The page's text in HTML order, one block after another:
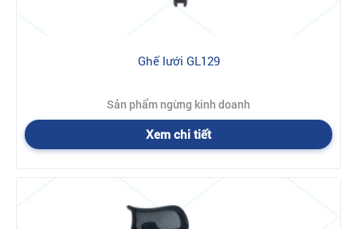
Ghế lưới GL129
Sản phẩm ngừng kinh doanh
Xem chi tiết